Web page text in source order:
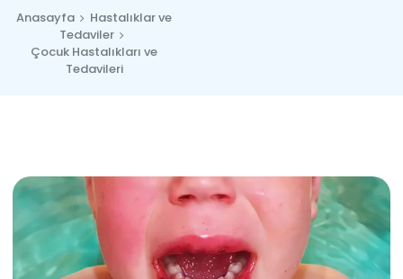
Anasayfa
Hastalıklar ve
Tedaviler
Çocuk Hastalıkları ve
Tedavileri